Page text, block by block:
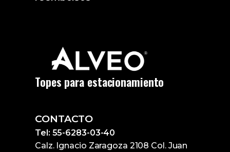
Topes para estacionamiento
CONTACTO
Tel: 55-6283-03-40
Calz. Ignacio Zaragoza 2108 Col. Juan